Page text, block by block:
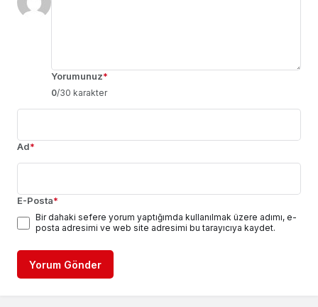
Yorumunuz*
0/30 karakter
Ad*
E-Posta*
Bir dahaki sefere yorum yaptığımda kullanılmak üzere adımı, e-
posta adresimi ve web site adresimi bu tarayıcıya kaydet.
Yorum Gönder